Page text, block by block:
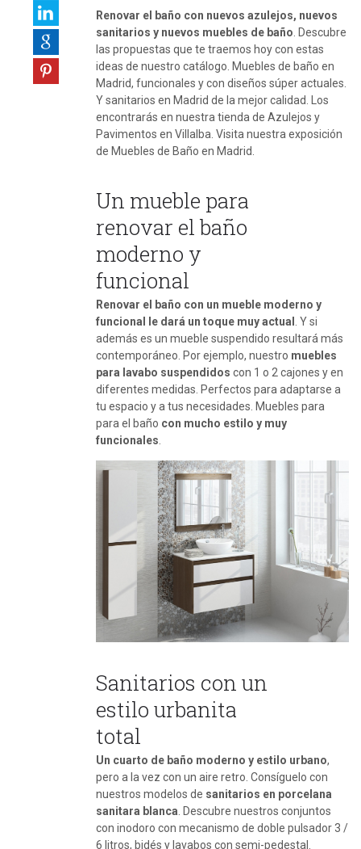
Renovar el baño con nuevos azulejos, nuevos
sanitarios y nuevos muebles de baño . Descubre
las propuestas que te traemos hoy con estas
ideas de nuestro catálogo. Muebles de baño en
Madrid, funcionales y con diseños súper actuales.
Y sanitarios en Madrid de la mejor calidad. Los
encontrarás en nuestra tienda de Azulejos y
Pavimentos en Villalba. Visita nuestra exposición
de Muebles de Baño en Madrid.
Un mueble para
renovar el baño
moderno y
funcional
Renovar el baño con un mueble moderno y
funcional le dará un toque muy actual
. Y si
además es un mueble suspendido resultará más
contemporáneo. Por ejemplo, nuestro muebles
para lavabo suspendidos con 1 o 2 cajones y en
diferentes medidas. Perfectos para adaptarse a
tu espacio y a tus necesidades. Muebles para
para el baño con mucho estilo y muy
funcionales
Sanitarios con un
estilo urbanita
total
Un cuarto de baño moderno y estilo urbano,
pero a la vez con un aire retro. Consíguelo con
nuestros modelos de sanitarios en porcelana
sanitara blanca . Descubre nuestros conjuntos
con inodoro con mecanismo de doble pulsador 3 /
6 litros, bidés y lavabos con semi-pedestal.